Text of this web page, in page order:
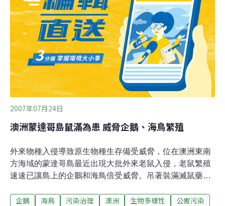
2007年07月24日
澳洲蒙達哥島鼠滿為患 威脅企鵝、海鳥繁殖
外來物種入侵導致原生物種生存備受威脅，位在澳洲東南
方海域的蒙達哥島最近出現大批外來老鼠入侵，老鼠繁殖
速速已讓島上的企鵝和海鳥倍受威脅。吊著裝滿滅鼠藥鐵
繞圈灑下滅鼠藥，進行大規模滅鼠行動。由於島上沒其他
企鵝 海鳥 污染治理 澳洲 生物多樣性
公害污染